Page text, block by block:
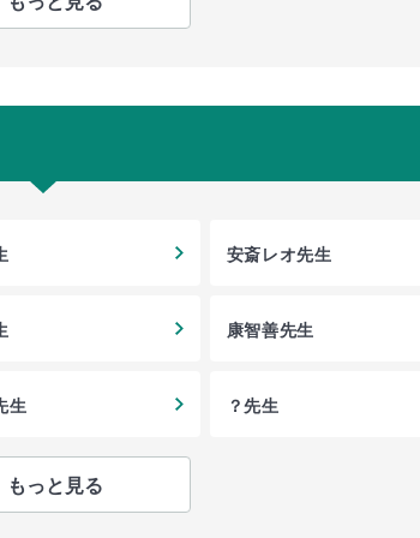
安斎レオ先生
康智善先生
生 ？先生
もっと見る